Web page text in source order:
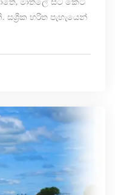
හරිත පැහැයෙන්